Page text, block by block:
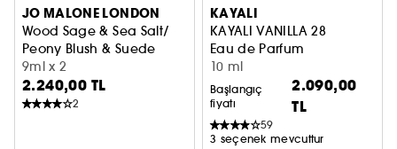
JO MALONE LONDON
Wood Sage & Sea Salt/
Peony Blush & Suede
Seyahat Boy Cologne Seti
9ml x 2
2.240,00 TL
2
KAYALI
KAYALI VANILLA 28
Eau de Parfum
10 ml
Başlangıç
fiyatı
2.090,00
TL
59
3 seçenek mevcuttur